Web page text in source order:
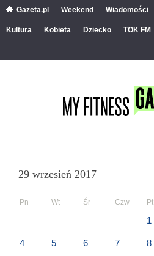
Gazeta.pl Weekend Wiadomości
Kultura Kobieta Dziecko TOK FM
29 wrzesień 2017
Pn Wt Śr Czw Pt
1
4 5 6 7 8